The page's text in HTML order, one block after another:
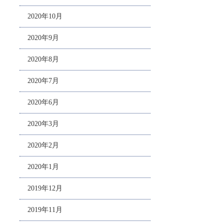
2020年10月
2020年9月
2020年8月
2020年7月
2020年6月
2020年3月
2020年2月
2020年1月
2019年12月
2019年11月